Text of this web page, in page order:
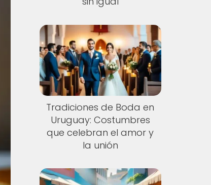
Tradiciones de Boda en
Uruguay: Costumbres
que celebran el amor y
la unión